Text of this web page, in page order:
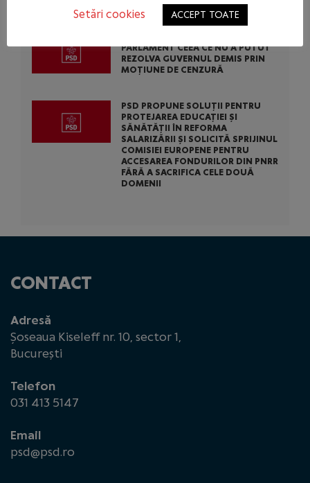
PARLAMENT CEEA CE NU A PUTUT
REZOLVA GUVERNUL DEMIS PRIN
MOȚIUNE DE CENZURĂ
PSD PROPUNE SOLUȚII PENTRU
PROTEJAREA EDUCAȚIEI ȘI
SĂNĂTĂȚII ÎN REFORMA
SALARIZĂRII ȘI SOLICITĂ SPRIJINUL
COMISIEI EUROPENE PENTRU
ACCESAREA FONDURILOR DIN PNRR
FĂRĂ A SACRIFICA CELE DOUĂ
DOMENII
CONTACT
Adresă
Șoseaua Kiseleff nr. 10, sector 1,
București
Telefon
031 413 5147
Email
psd@psd.ro
Setări cookies
ACCEPT TOATE